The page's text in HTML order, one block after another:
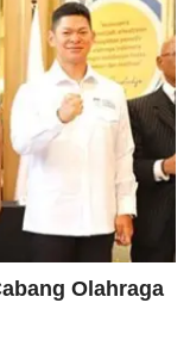
Olahraga